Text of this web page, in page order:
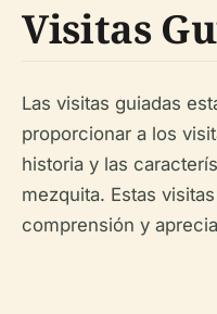
Visitas
Las visitas guiadas
proporcionar a los
historia y las
mezquita. Estas
comprensión y